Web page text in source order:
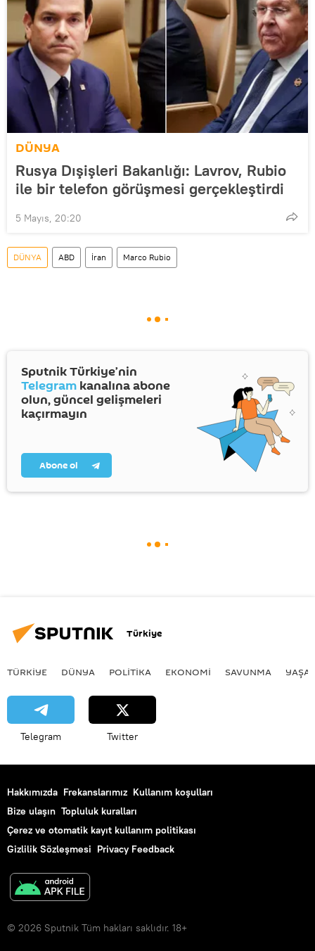
DÜNYA
Rusya Dışişleri Bakanlığı: Lavrov, Rubio
ile bir telefon görüşmesi gerçekleştirdi
5 Mayıs, 20:20
DÜNYA ABD İran Marco Rubio
Sputnik Türkiye’nin
Telegram kanalına abone
olun, güncel gelişmeleri
kaçırmayın
Abone ol
Türkiye
TÜRKIYE DÜNYA POLİTİKA EKONOMİ SAVUNMA
Telegram Twitter
Hakkımızda Frekanslarımız Kullanım koşulları
Bize ulaşın Topluluk kuralları
Çerez ve otomatik kayıt kullanım politikası
Gizlilik Sözleşmesi Privacy Feedback
© 2026 Sputnik Tüm hakları saklıdır. 18+